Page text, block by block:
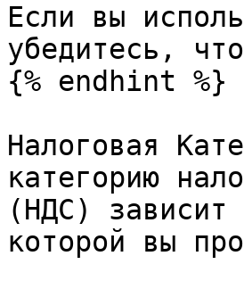
Если вы
убедитесь,
{% endhint %}
Налоговая
категорию
(НДС) зависит
которой вы